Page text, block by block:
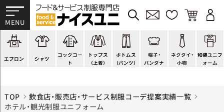
エプロン
スモック風
厨房用
ラップエプロン
シャツ
Tシャツ
ポロシャツ
和風シャツ(Asian)コックコー
ト
スタンダード
ファッション
キッズ
トップス
（上着）
調理白衣
カットソー
ジャンバー
ボトムス
（パンツ）
ワンピース
厨房シューズ
フロアシューズ
帽子・
バンダナ
コック帽
衛生帽子
ヘアネット
ネクタイ・
小物
蝶ネクタイ
リボン・スカーフ
クロスタイ
和装ユニフ
ォーム
草履、足袋など
着付小物
きもの
TOP
飲食店・販売店・サービス制服コーデ提案実績一覧
ホテル・観光制服ユニフォーム